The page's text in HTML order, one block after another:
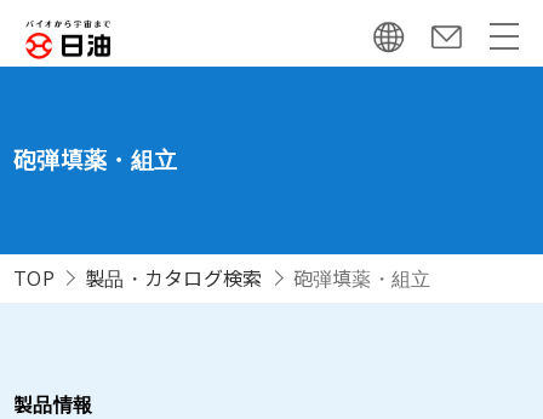
砲弾填薬・組立
TOP 製品・カタログ検索 砲弾填薬・組立
製品情報